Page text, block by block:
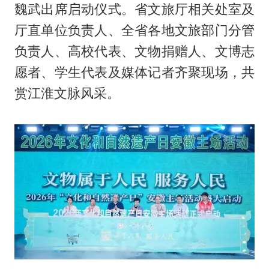
魏武出席启动仪式。省文旅厅相关处室及
厅直单位负责人、全省各地文旅部门分管
负责人、高校代表、文物捐赠人、文博志
愿者、学生代表及媒体记者齐聚现场，共
赏江淮文脉风采。